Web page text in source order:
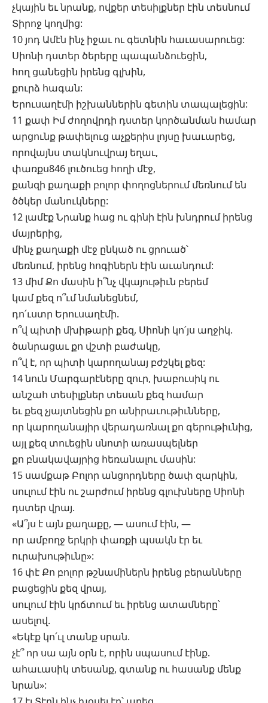
չկային եւ նրանք, ովքեր տեսիլքներ էին տեսնում
Տիրոջ կողմից:
10 յոդ Ամէն ինչ իջաւ ու գետնին հաւասարուեց:
Սիոնի դստեր ծերերը պապանձուեցին,
հող ցանեցին իրենց գլխին,
քուրձ հագան:
Երուսաղէմի իշխաններին գետին տապալեցին:
11 քափ Իմ ժողովրդի դստեր կործանման համար
արցունք թափելուց աչքերիս լոյսը խաւարեց,
որովայնս տակնուվրայ եղաւ,
փառքս846 լուծուեց հողի մէջ,
քանզի քաղաքի բոլոր փողոցներում մեռնում են
ծծկեր մանուկները:
12 լամէք Նրանք հաց ու գինի էին խնդրում իրենց
մայրերից,
մինչ քաղաքի մէջ ընկած ու ցրուած՝
մեռնում, իրենց հոգիներն էին աւանդում:
13 միմ Քո մասին ի՞նչ վկայութիւն բերեմ
կամ քեզ ո՞ւմ նմանեցնեմ,
դո՛ւստր Երուսաղէմի.
ո՞վ պիտի մխիթարի քեզ, Սիոնի կո՛յս աղջիկ.
ծանրացաւ քո վշտի բաժակը,
ո՞վ է, որ պիտի կարողանայ բժշկել քեզ:
14 նուն Մարգարէները զուր, խաբուսիկ ու
անշահ տեսիլքներ տեսան քեզ համար
եւ քեզ չյայտնեցին քո անիրաւութիւնները,
որ կարողանայիր վերադառնալ քո գերութիւնից,
այլ քեզ տուեցին սնոտի առասպելներ
քո բնակավայրից հեռանալու մասին:
15 սամքաթ Բոլոր անցորդները ծափ զարկին,
սուլում էին ու շարժում իրենց գլուխները Սիոնի
դստեր վրայ.
«Ա՞յս է այն քաղաքը, — ասում էին, —
որ ամբողջ երկրի փառքի պսակն էր եւ
ուրախութիւնը»:
16 փէ Քո բոլոր թշնամիներն իրենց բերանները
բացեցին քեզ վրայ,
սուլում էին կրճտում եւ իրենց ատամները՝
ասելով.
«Եկէք կո՛ւլ տանք սրան.
չէ՞ որ սա այն օրն է, որին սպասում էինք.
ահաւասիկ տեսանք, գտանք ու հասանք մենք
նրան»: